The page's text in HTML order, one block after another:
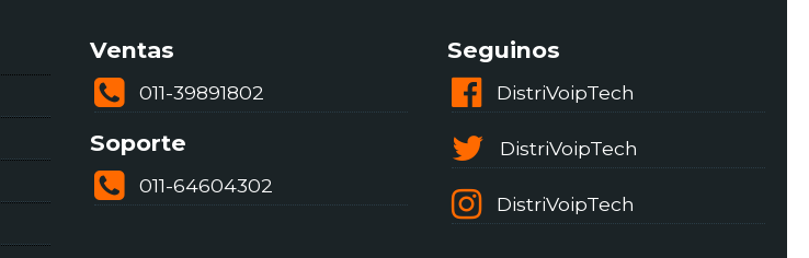
Ventas
011-39891802
Soporte
011-64604302
Seguinos
DistriVoipTech
DistriVoipTech
DistriVoipTech